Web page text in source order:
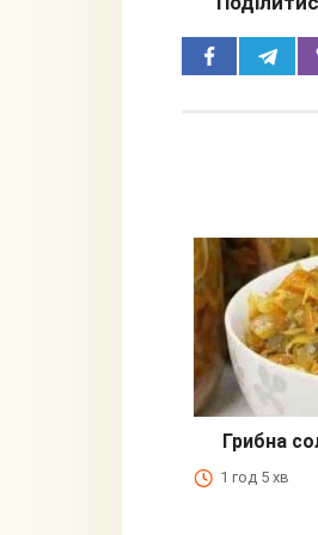
Грибна
1 год 5 хв